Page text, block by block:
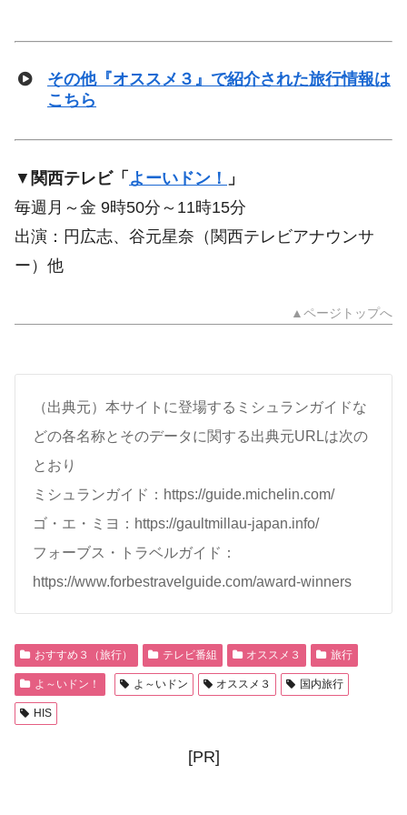
その他『オススメ３』で紹介された旅行情報は
こちら
▼ 関西テレビ「 よーいドン！
」
毎週月～金 9時50分～11時15分
出演：円広志、谷元星奈（関西テレビアナウンサ
ー）他
▲ページトップへ
（出典元）本サイトに登場するミシュランガイドな
どの各名称とそのデータに関する出典元URLは次の
とおり
ミシュランガイド：https://guide.michelin.com/
ゴ・エ・ミヨ：https://gaultmillau-japan.info/
フォーブス・トラベルガイド：
https://www.forbestravelguide.com/award-winners
おすすめ３（旅行） テレビ番組 オススメ３ 旅行
よ～いドン！ よ～いドン オススメ３ 国内旅行
HIS
[PR]